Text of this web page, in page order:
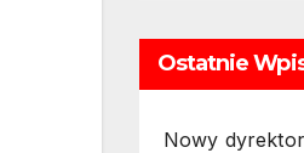
Ostatnie
Nowy